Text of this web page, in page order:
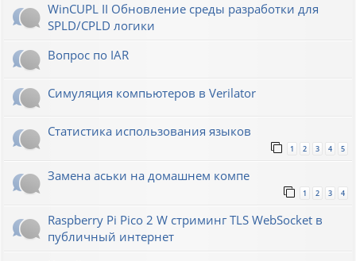
WinCUPL II Обновление среды разработки для
SPLD/CPLD логики
Вопрос по IAR
Симуляция компьютеров в Verilator
Статистика использования языков
1 2 3 4 5
Замена аськи на домашнем компе
1 2 3 4
Raspberry Pi Pico 2 W стриминг TLS WebSocket в
публичный интернет